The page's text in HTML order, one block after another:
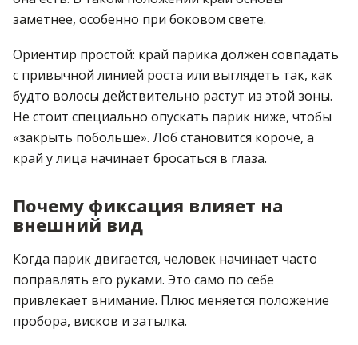
заметнее, особенно при боковом свете.
Ориентир простой: край парика должен совпадать
с привычной линией роста или выглядеть так, как
будто волосы действительно растут из этой зоны.
Не стоит специально опускать парик ниже, чтобы
«закрыть побольше». Лоб становится короче, а
край у лица начинает бросаться в глаза.
Почему фиксация влияет на
внешний вид
Когда парик двигается, человек начинает часто
поправлять его руками. Это само по себе
привлекает внимание. Плюс меняется положение
пробора, висков и затылка.